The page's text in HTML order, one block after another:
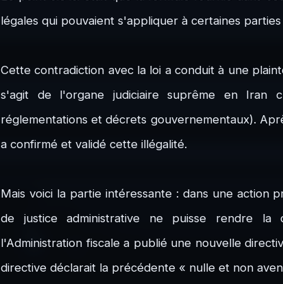
légales qui pouvaient s'appliquer à certaines
Cette contradiction avec la loi a conduit à une
s'agit de l'organe judiciaire suprême en Iran
réglementations et décrets gouvernementaux).
a confirmé et validé cette illégalité.
Mais voici la partie intéressante : dans une action
de justice administrative ne puisse rendre la
l'Administration fiscale a publié une nouvelle
directive déclarait la précédente « nulle et non